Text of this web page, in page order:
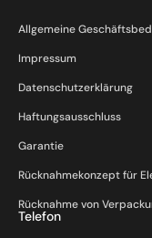
Allgemeine
Impressum
Datenschutzerklärung
Haftungsausschluss
Garantie
Rücknahmekonzept für
Rücknahme von
Telefon